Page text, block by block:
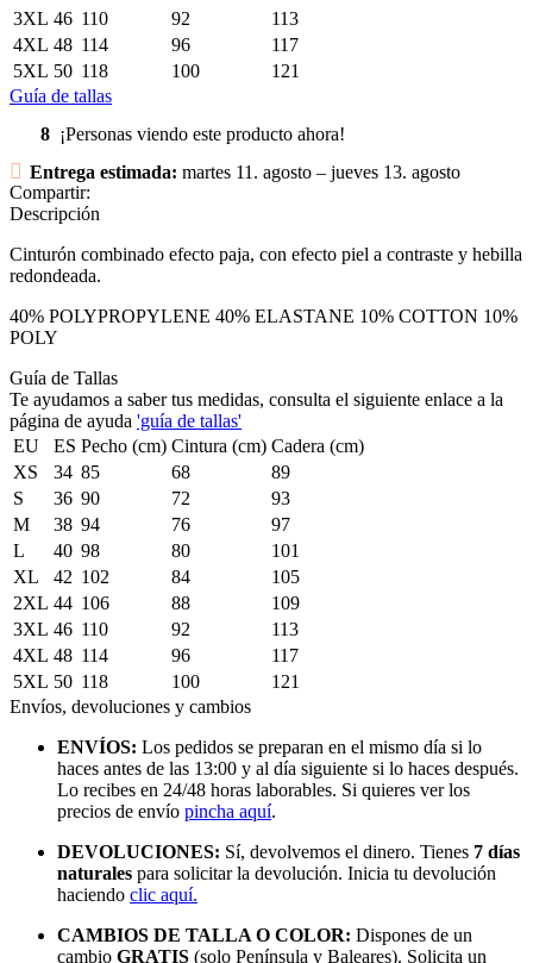
3XL 46 110 92
113
4XL 48 114 96
117
5XL 50 118 100
121
Guía de tallas
8 ¡Personas viendo este producto ahora!
Entrega estimada: martes 11. agosto – jueves 13. agosto
Compartir:
Descripción
Cinturón combinado efecto paja, con efecto piel a contraste y hebilla
redondeada.
40% POLYPROPYLENE 40% ELASTANE 10% COTTON 10%
POLY
Guía de Tallas
Te ayudamos a saber tus medidas, consulta el siguiente enlace a la
página de ayuda 'guía de tallas'
EU
ES Pecho (cm) Cintura (cm) Cadera (cm)
XS
34 85 68
89
S
36 90 72
93
M
38 94 76
97
L
40 98 80
101
XL
42 102 84
105
2XL 44 106 88
109
3XL 46 110 92
113
4XL 48 114 96
117
5XL 50 118 100
121
Envíos, devoluciones y cambios
ENVÍOS: Los pedidos se preparan en el mismo día si lo
haces antes de las 13:00 y al día siguiente si lo haces después.
Lo recibes en 24/48 horas laborables. Si quieres ver los
precios de envío pincha aquí.
DEVOLUCIONES: Sí, devolvemos el dinero. Tienes 7 días
naturales para solicitar la devolución. Inicia tu devolución
haciendo clic aquí.
CAMBIOS DE TALLA O COLOR: Dispones de un
cambio GRATIS (solo Península y Baleares). Solicita un